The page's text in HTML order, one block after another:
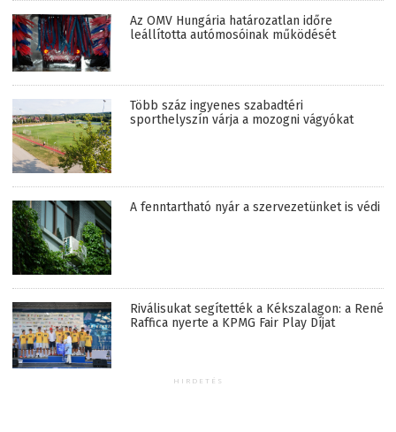
Az OMV Hungária határozatlan időre
leállította autómosóinak működését
Több száz ingyenes szabadtéri
sporthelyszín várja a mozogni vágyókat
A fenntartható nyár a szervezetünket is védi
Riválisukat segítették a Kékszalagon: a René
Raffica nyerte a KPMG Fair Play Díjat
HIRDETÉS